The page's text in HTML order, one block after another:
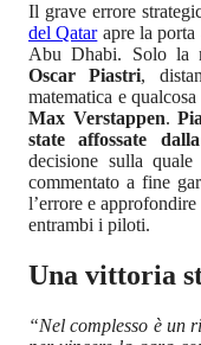
Il grave errore
del Qatarapre la porta
Abu Dhabi. Solo la
Oscar Piastri,
matematica e
Max Verstappen.
state affossate
decisione sulla quale
commentato a fine
l’errore e
entrambi i piloti.
Una vittoria
“Nel complesso è un